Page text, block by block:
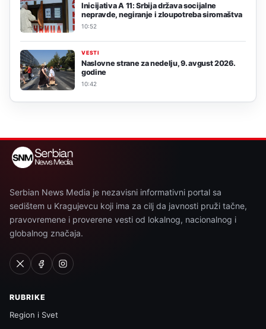
Inicijativa A 11: Srbija država socijalne
nepravde, negiranje i zloupotreba siromaštva
10:52
VESTI
Naslovne strane za nedelju, 9. avgust 2026.
godine
10:42
Serbian News Media je nezavisni informativni portal sa
sedištem u Kragujevcu koji ima za cilj da javnosti pruži tačne,
pravovremene i proverene vesti od lokalnog, nacionalnog i
globalnog značaja.
RUBRIKE
Region i Svet